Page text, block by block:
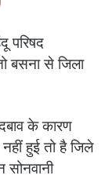
परिषद
बसना से जिला
के कारण
हुई तो है जिले
सोनवानी